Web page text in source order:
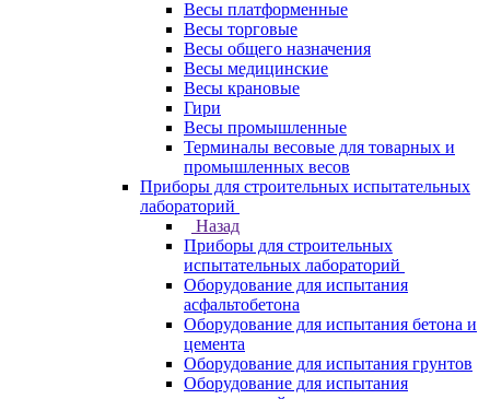
Весы платформенные
Весы торговые
Весы общего назначения
Весы медицинские
Весы крановые
Гири
Весы промышленные
Терминалы весовые для товарных и
промышленных весов
Приборы для строительных испытательных
лабораторий
Назад
Приборы для строительных
испытательных лабораторий
Оборудование для испытания
асфальтобетона
Оборудование для испытания бетона и
цемента
Оборудование для испытания грунтов
Оборудование для испытания